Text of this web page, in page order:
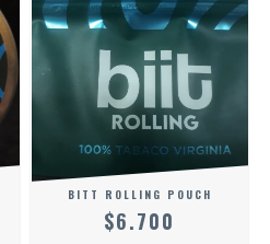
BITT ROLLING POUCH
$6.700